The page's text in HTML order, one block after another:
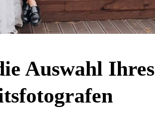
Auswahl Ihres